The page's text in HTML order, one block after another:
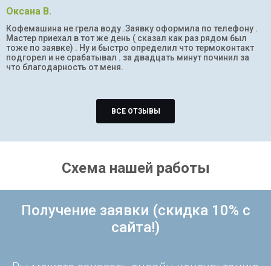
Оксана В.
Кофемашина не грела воду .Заявку оформила по телефону .
Мастер приехал в тот же день ( сказал как раз рядом был
тоже по заявке) . Ну и быстро определил что термоконтакт
подгорел и не срабатывал . за двадцать минут починил за
что благодарность от меня.
ВСЕ ОТЗЫВЫ
Схема нашей работы
Получение заявки (скидка 10% с
сайта!)